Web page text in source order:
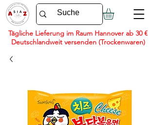
Tägliche Lieferung im Raum Hannover ab 30 €
Deutschlandweit versenden (Trockenwaren)